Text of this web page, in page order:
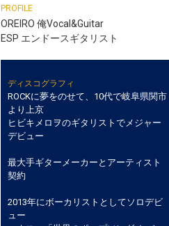
OREIRO 俺Vocal&Guitar
ESP エンドースギタリスト
ディスコグラフィ
ROCKに夢をのせて、10代で岐阜県関市
より上京
ヒビキメロヲのギタリストでメジャー
デビュー
最大手ギターメーカーとアーティスト
契約
2013年にボーカリストとしてソロデビ
ュー